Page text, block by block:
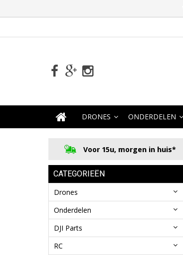
DRONES ONDERDELEN
Voor 15u, morgen in huis*
CATEGORIEËN
Drones
Onderdelen
DJI Parts
RC